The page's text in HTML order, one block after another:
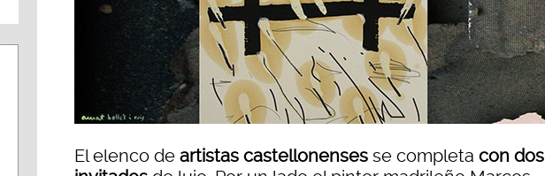
El elenco de artistas castellonenses se completa con dos